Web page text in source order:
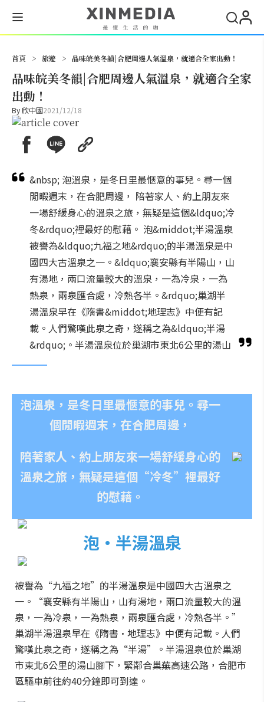
首頁 > 旅遊 > 品味皖美冬韻|合肥周邊人氣溫泉，就適合全家出動！
品味皖美冬韻|合肥周邊人氣溫泉，就適合全家
出動！
By欣中國2021/12/18
&nbsp; 泡溫泉，是冬日里最愜意的事兒。尋一個
閒暇週末，在合肥周邊， 陪著家人、約上朋友來
一場舒緩身心的溫泉之旅，無疑是這個&ldquo;冷
冬&rdquo;裡最好的慰藉。 泡&middot;半湯溫泉
被譽為&ldquo;九福之地&rdquo;的半湯溫泉是中
國四大古溫泉之一。&ldquo;襄安縣有半陽山，山
有湯地，兩口流量較大的溫泉，一為冷泉，一為
熱泉，兩泉匯合處，冷熱各半。&rdquo;巢湖半
湯溫泉早在《隋書&middot;地理志》中便有記
載。人們驚嘆此泉之奇，遂稱之為&ldquo;半湯
&rdquo;。半湯溫泉位於巢湖市東北6公里的湯山
泡溫泉，是冬日里最愜意的事兒。尋一
個閒暇週末，在合肥周邊，
陪著家人、約上朋友來一場舒緩身心的
溫泉之旅，無疑是這個“冷冬”裡最好
的慰藉。
泡·半湯溫泉
被譽為“九福之地”的半湯溫泉是中國四大古溫泉之
一。“襄安縣有半陽山，山有湯地，兩口流量較大的溫
泉，一為冷泉，一為熱泉，兩泉匯合處，冷熱各半。”
巢湖半湯溫泉早在《隋書·地理志》中便有記載。人們
驚嘆此泉之奇，遂稱之為“半湯”。半湯溫泉位於巢湖
市東北6公里的湯山腳下，緊鄰合巢蕪高速公路，合肥市
區驅車前往約40分鐘即可到達。